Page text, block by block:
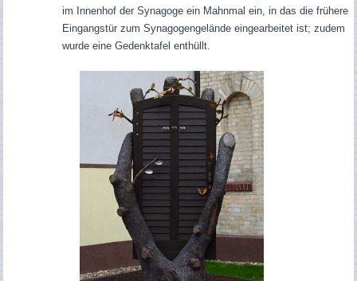
im Innenhof der Synagoge ein Mahnmal ein, in das die frühere
Eingangstür zum Synagogengelände eingearbeitet ist; zudem
wurde eine Gedenktafel enthüllt.